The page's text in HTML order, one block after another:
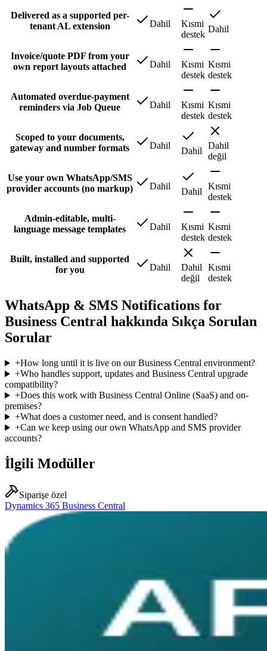
Delivered as a supported per-
tenant AL extension
Dahil
Kısmi
destek
Dahil
Invoice/quote PDF from your
own report layouts attached
Dahil
Kısmi
destek
Kısmi
destek
Automated overdue-payment
reminders via Job Queue
Dahil
Kısmi
destek
Kısmi
destek
Scoped to your documents,
gateway and number formats
Dahil
Dahil
Dahil
değil
Use your own WhatsApp/SMS
provider accounts (no markup)
Dahil
Dahil
Kısmi
destek
Admin-editable, multi-
language message templates
Dahil
Kısmi
destek
Kısmi
destek
Built, installed and supported
for you
Dahil
Dahil
değil
Kısmi
destek
WhatsApp & SMS Notifications for
Business Central hakkında Sıkça Sorulan
Sorular
+How long until it is live on our Business Central environment?
+Who handles support, updates and Business Central upgrade
compatibility?
+Does this work with Business Central Online (SaaS) and on-
premises?
+What does a customer need, and is consent handled?
+Can we keep using our own WhatsApp and SMS provider
accounts?
İlgili Modüller
Siparişe özel
Dynamics 365 Business Central